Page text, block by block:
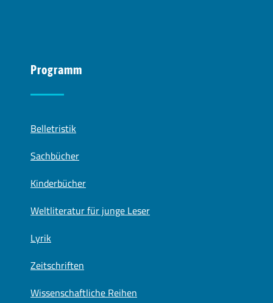
Programm
Belletristik
Sachbücher
Kinderbücher
Weltliteratur für junge Leser
Lyrik
Zeitschriften
Wissenschaftliche Reihen